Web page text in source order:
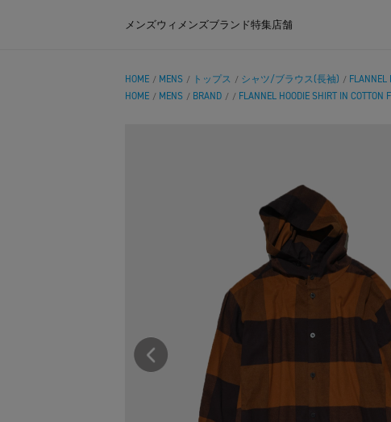
メンズウィメンズブランド特集店舗
HOME / MENS / トップス / シャツ/ブラウス(長袖) / FLANNEL
HOME / MENS / BRAND / / FLANNEL HOODIE SHIRT IN COTTON